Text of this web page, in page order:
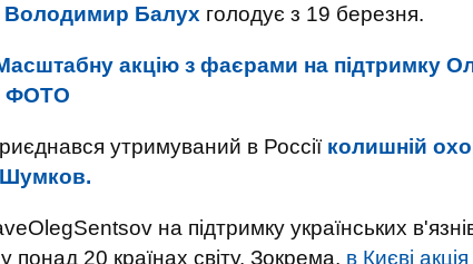
Володимир Балух голодує з 19 березня.
акцію з фаєрами на підтримку
ФОТО
утримуваний в Россії колишній
на підтримку українських
понад 20 країнах світу. Зокрема, в Києві